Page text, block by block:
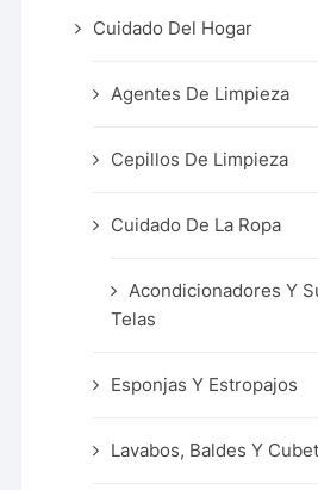
Cuidado Del Hogar
Agentes De Limpieza
Cepillos De Limpieza
Cuidado De La Ropa
Acondicionadores Y
Telas
Esponjas Y Estropajos
Lavabos, Baldes Y